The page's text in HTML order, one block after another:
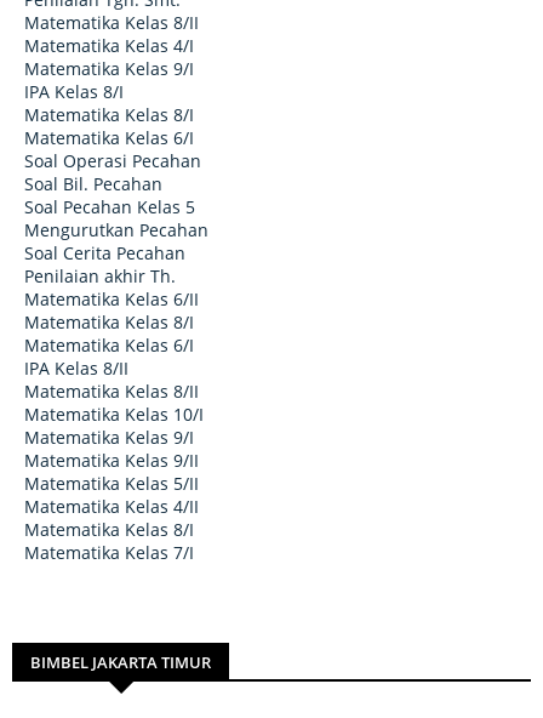
Matematika Kelas 8/II
Matematika Kelas 4/I
Matematika Kelas 9/I
IPA Kelas 8/I
Matematika Kelas 8/I
Matematika Kelas 6/I
Soal Operasi Pecahan
Soal Bil. Pecahan
Soal Pecahan Kelas 5
Mengurutkan Pecahan
Soal Cerita Pecahan
Penilaian akhir Th.
Matematika Kelas 6/II
Matematika Kelas 8/I
Matematika Kelas 6/I
IPA Kelas 8/II
Matematika Kelas 8/II
Matematika Kelas 10/I
Matematika Kelas 9/I
Matematika Kelas 9/II
Matematika Kelas 5/II
Matematika Kelas 4/II
Matematika Kelas 8/I
Matematika Kelas 7/I
BIMBEL JAKARTA TIMUR